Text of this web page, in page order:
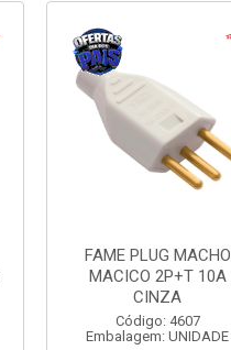
FAME PLUG MACHO
MACICO 2P+T 10A
CINZA
Código: 4607
Embalagem: UNIDADE